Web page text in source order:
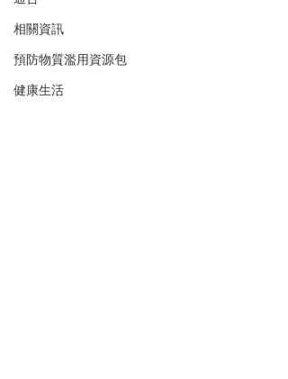
相關資訊
預防物質濫用資源包
健康生活